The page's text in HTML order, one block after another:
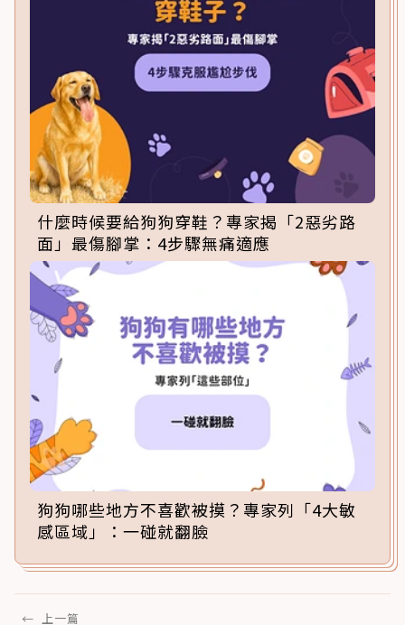
什麼時候要給狗狗穿鞋？專家揭「2惡劣路
面」最傷腳掌：4步驟無痛適應
狗狗哪些地方不喜歡被摸？專家列「4大敏
感區域」：一碰就翻臉
← 上一篇